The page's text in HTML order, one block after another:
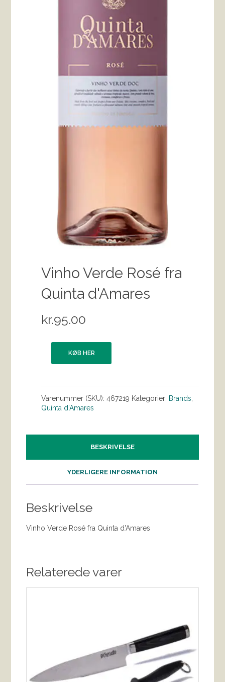
Vinho Verde Rosé fra
Quinta d'Amares
kr.95.00
KØB HER
Varenummer (SKU):467219 Kategorier: Brands
Quinta d'Amares
BESKRIVELSE
YDERLIGERE INFORMATION
Beskrivelse
Vinho Verde Rosé fra Quinta d'Amares
Relaterede varer